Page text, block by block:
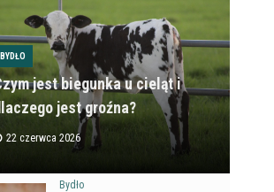
BYDŁO
jest biegunka u cieląt i
jest groźna?
22 czerwca 2026
Bydło